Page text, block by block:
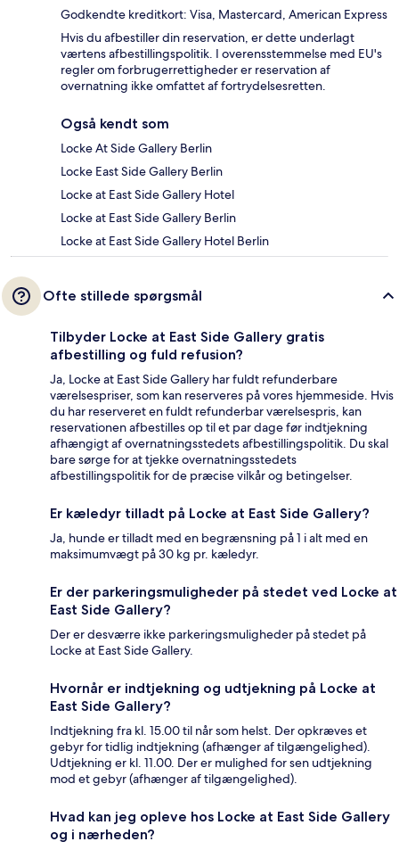
Godkendte kreditkort: Visa, Mastercard, American Express
Hvis du afbestiller din reservation, er dette underlagt
værtens afbestillingspolitik. I overensstemmelse med EU's
regler om forbrugerrettigheder er reservation af
overnatning ikke omfattet af fortrydelsesretten.
Også kendt som
Locke At Side Gallery Berlin
Locke East Side Gallery Berlin
Locke at East Side Gallery Hotel
Locke at East Side Gallery Berlin
Locke at East Side Gallery Hotel Berlin
Ofte stillede spørgsmål
Tilbyder Locke at East Side Gallery gratis
afbestilling og fuld refusion?
Ja, Locke at East Side Gallery har fuldt refunderbare
værelsespriser, som kan reserveres på vores hjemmeside. Hvis
du har reserveret en fuldt refunderbar værelsespris, kan
reservationen afbestilles op til et par dage før indtjekning
afhængigt af overnatningsstedets afbestillingspolitik. Du skal
bare sørge for at tjekke overnatningsstedets
afbestillingspolitik for de præcise vilkår og betingelser.
Er kæledyr tilladt på Locke at East Side Gallery?
Ja, hunde er tilladt med en begrænsning på 1 i alt med en
maksimumvægt på 30 kg pr. kæledyr.
Er der parkeringsmuligheder på stedet ved Locke at
East Side Gallery?
Der er desværre ikke parkeringsmuligheder på stedet på
Locke at East Side Gallery.
Hvornår er indtjekning og udtjekning på Locke at
East Side Gallery?
Indtjekning fra kl. 15.00 til når som helst. Der opkræves et
gebyr for tidlig indtjekning (afhænger af tilgængelighed).
Udtjekning er kl. 11.00. Der er mulighed for sen udtjekning
mod et gebyr (afhænger af tilgængelighed).
Hvad kan jeg opleve hos Locke at East Side Gallery
og i nærheden?